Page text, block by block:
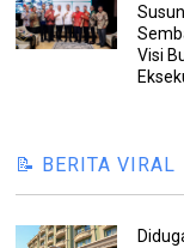
Visi
📝 BERITA VIRAL